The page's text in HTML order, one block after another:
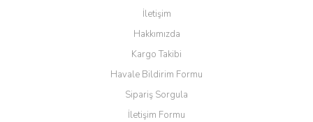
Ürün resmi kalitesiz, bozuk veya görüntülenemiyor.
Ürün açıklamasında eksik bilgiler bulunuyor.
Ürün bilgilerinde hatalar bulunuyor.
Ürün fiyatı diğer sitelerden daha pahalı.
Bu ürüne benzer farklı alternatifler olmalı.
İletişim
Hakkımızda
Kargo Takibi
Havale Bildirim Formu
Sipariş Sorgula
İletişim Formu